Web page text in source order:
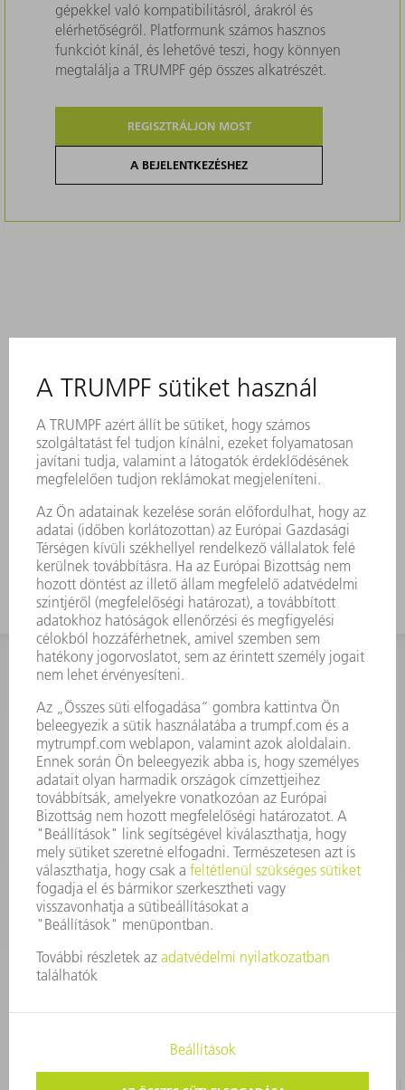
gépekkel való kompatibilitásról, árakról és
elérhetőségről. Platformunk számos hasznos
funkciót kínál, és lehetővé teszi, hogy könnyen
megtalálja a TRUMPF gép összes alkatrészét.
REGISZTRÁLJON MOST
A BEJELENTKEZÉSHEZ
KAPCSOLAT
Szerszám
3628576045
08.00 - 16.30
szerszam@hu.trumpf.com
KAPCSOLAT
Alkatrész
3628576035
08.00 - 16.30
alkatresz@hu.trumpf.com